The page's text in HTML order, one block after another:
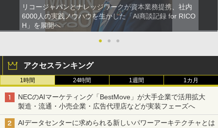
リコージャパンとナレッジワークが資本業務提携、社内
6000人の実践ノウハウを生かした「AI商談記録 for RICO
H」を展開へ
●
● ●
アクセスランキング
1時間 24時間 1週間 1カ月
NECのAIマーケティング「BestMove」が大手企業で活用拡大
製造・流通・小売企業・広告代理店などが実装フェーズへ
AIデータセンターに求められる新しいパワーアーキテクチャとは